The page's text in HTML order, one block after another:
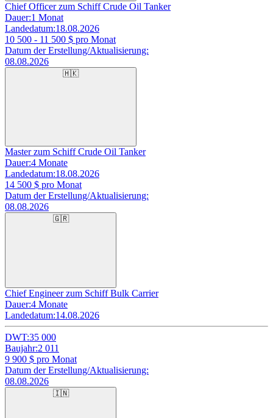
Chief Officer zum Schiff Crude Oil Tanker
Dauer:1 Monat
Landedatum:18.08.2026
10 500 - 11 500 $ pro Monat
Datum der Erstellung/Aktualisierung:
08.08.2026
🇭🇰
Master zum Schiff Crude Oil Tanker
Dauer:4 Monate
Landedatum:18.08.2026
14 500 $ pro Monat
Datum der Erstellung/Aktualisierung:
08.08.2026
🇬🇷
Chief Engineer zum Schiff Bulk Carrier
Dauer:4 Monate
Landedatum:14.08.2026
DWT:35 000
Baujahr:2 011
9 900 $ pro Monat
Datum der Erstellung/Aktualisierung:
08.08.2026
🇮🇳